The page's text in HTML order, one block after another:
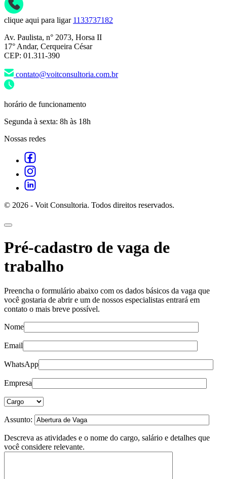
clique aqui para ligar 1133737182
Av. Paulista, n° 2073, Horsa II
17° Andar, Cerqueira César
CEP: 01.311-390
contato@voitconsultoria.com.br
horário de funcionamento
Segunda à sexta: 8h às 18h
Nossas redes
© 2026 - Voit Consultoria. Todos direitos reservados.
Pré-cadastro de vaga de
trabalho
Preencha o formulário abaixo com os dados básicos da vaga que
você gostaria de abrir e um de nossos especialistas entrará em
contato o mais breve possível.
Nome
Email
WhatsApp
Empresa
Assunto:
Descreva as atividades e o nome do cargo, salário e detalhes que
você considere relevante.